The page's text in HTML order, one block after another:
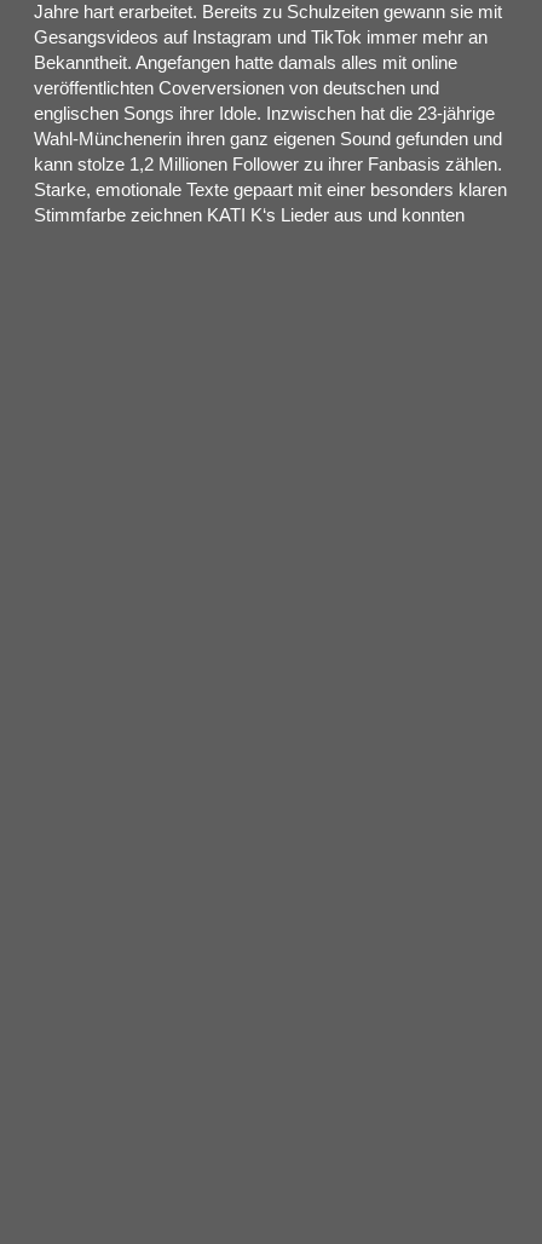
Jahre hart erarbeitet. Bereits zu Schulzeiten gewann sie mit
Gesangsvideos auf Instagram und TikTok immer mehr an
Bekanntheit. Angefangen hatte damals alles mit online
veröffentlichten Coverversionen von deutschen und
englischen Songs ihrer Idole. Inzwischen hat die 23-jährige
Wahl-Münchenerin ihren ganz eigenen Sound gefunden und
kann stolze 1,2 Millionen Follower zu ihrer Fanbasis zählen.
Starke, emotionale Texte gepaart mit einer besonders klaren
Stimmfarbe zeichnen KATI K‘s Lieder aus und konnten